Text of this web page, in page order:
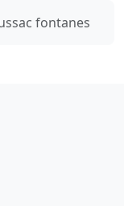
fontanes